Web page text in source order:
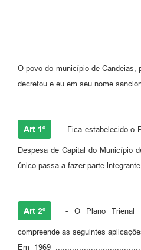
Prevican
Vigilância em Saúde
Creche Municipal
Plano Diretor
REMUME
Orientações COVID-19
O povo do município de Candeias,
decretou e eu em seu nome
Art 1º - Fica estabelecido o
Despesa de Capital do Município
único passa a fazer parte
Art 2º - O Plano Trienal
compreende as seguintes
Em 1969